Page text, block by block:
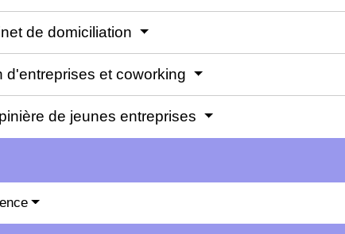
de domiciliation
d'entreprises et coworking
de jeunes entreprises